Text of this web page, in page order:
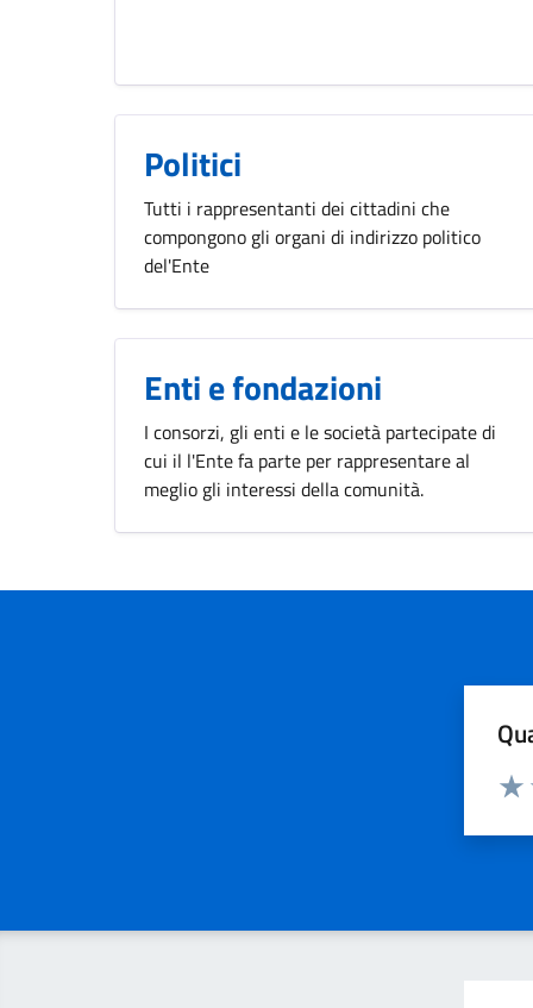
Politici
Tutti i rappresentanti dei cittadini che
compongono gli organi di indirizzo politico
del'Ente
Enti e fondazioni
I consorzi, gli enti e le società partecipate di
cui il l'Ente fa parte per rappresentare al
meglio gli interessi della comunità.